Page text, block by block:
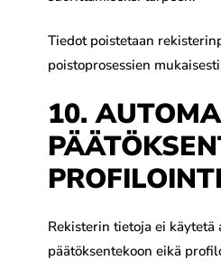
Tiedot poistetaan
poistoprosessien
10.
PROFILOINTI
Rekisterin tietoja ei käytetä
päätöksentekoon eikä